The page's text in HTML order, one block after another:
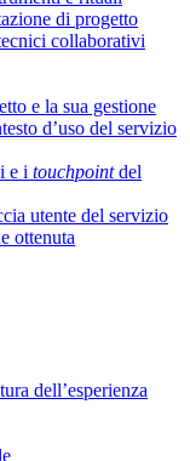
di progetto
collaborativi
e la sua gestione
d’uso del servizio
e i touchpointdel
utente del servizio
ottenuta
dell’esperienza